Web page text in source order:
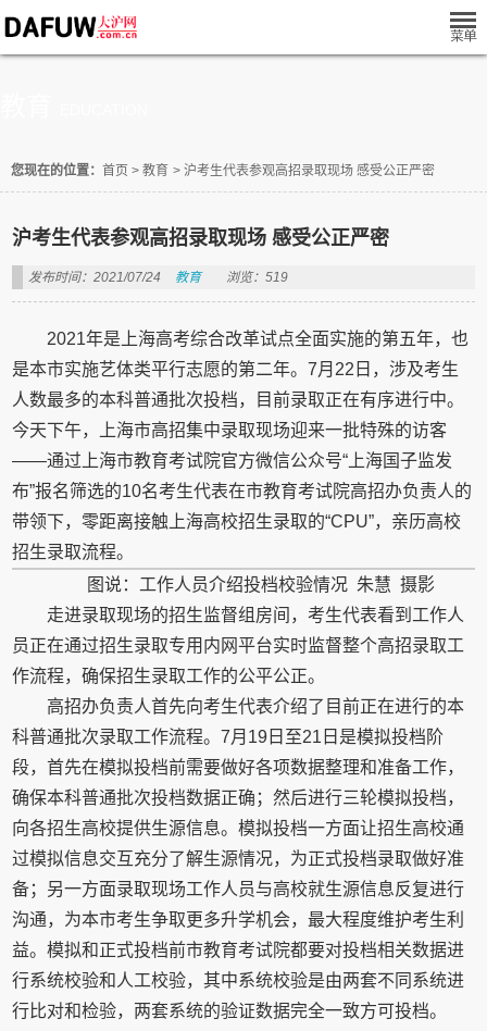
您现在的位置： 首页 > 教育 > 沪考生代表参观高招录取现场 感受公正严密
沪考生代表参观高招录取现场 感受公正严密
发布时间：2021/07/24 教育 浏览：519
2021年是上海高考综合改革试点全面实施的第五年，也
是本市实施艺体类平行志愿的第二年。7月22日，涉及考生
人数最多的本科普通批次投档，目前录取正在有序进行中。
今天下午，上海市高招集中录取现场迎来一批特殊的访客
——通过上海市教育考试院官方微信公众号“上海国子监发
布”报名筛选的10名考生代表在市教育考试院高招办负责人的
带领下，零距离接触上海高校招生录取的“CPU”，亲历高校
招生录取流程。
图说：工作人员介绍投档校验情况 朱慧 摄影
走进录取现场的招生监督组房间，考生代表看到工作人
员正在通过招生录取专用内网平台实时监督整个高招录取工
作流程，确保招生录取工作的公平公正。
高招办负责人首先向考生代表介绍了目前正在进行的本
科普通批次录取工作流程。7月19日至21日是模拟投档阶
段，首先在模拟投档前需要做好各项数据整理和准备工作，
确保本科普通批次投档数据正确；然后进行三轮模拟投档，
向各招生高校提供生源信息。模拟投档一方面让招生高校通
过模拟信息交互充分了解生源情况，为正式投档录取做好准
备；另一方面录取现场工作人员与高校就生源信息反复进行
沟通，为本市考生争取更多升学机会，最大程度维护考生利
益。模拟和正式投档前市教育考试院都要对投档相关数据进
行系统校验和人工校验，其中系统校验是由两套不同系统进
行比对和检验，两套系统的验证数据完全一致方可投档。